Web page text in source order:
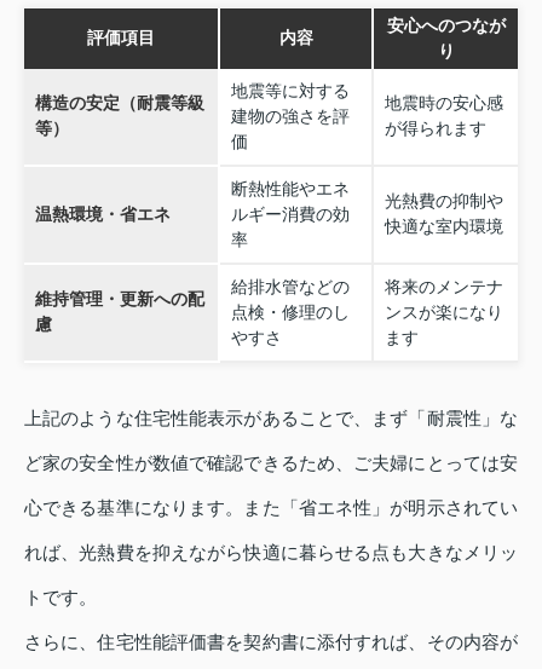
評価項目 内容
安心へのつなが
り
構造の安定（耐震等級
等）
地震等に対する
建物の強さを評
価
地震時の安心感
が得られます
温熱環境・省エネ
断熱性能やエネ
ルギー消費の効
率
光熱費の抑制や
快適な室内環境
維持管理・更新への配
慮
給排水管などの
点検・修理のし
やすさ
将来のメンテナ
ンスが楽になり
ます
上記のような住宅性能表示があることで、まず「耐震性」な
ど家の安全性が数値で確認できるため、ご夫婦にとっては安
心できる基準になります。また「省エネ性」が明示されてい
れば、光熱費を抑えながら快適に暮らせる点も大きなメリッ
トです。
さらに、住宅性能評価書を契約書に添付すれば、その内容が